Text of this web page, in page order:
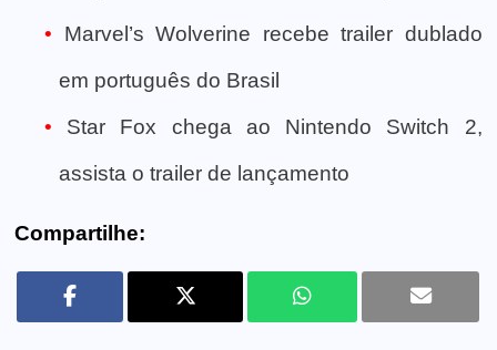
Marvel’s Wolverine recebe trailer dublado
em português do Brasil
Star Fox chega ao Nintendo Switch 2,
assista o trailer de lançamento
Compartilhe: